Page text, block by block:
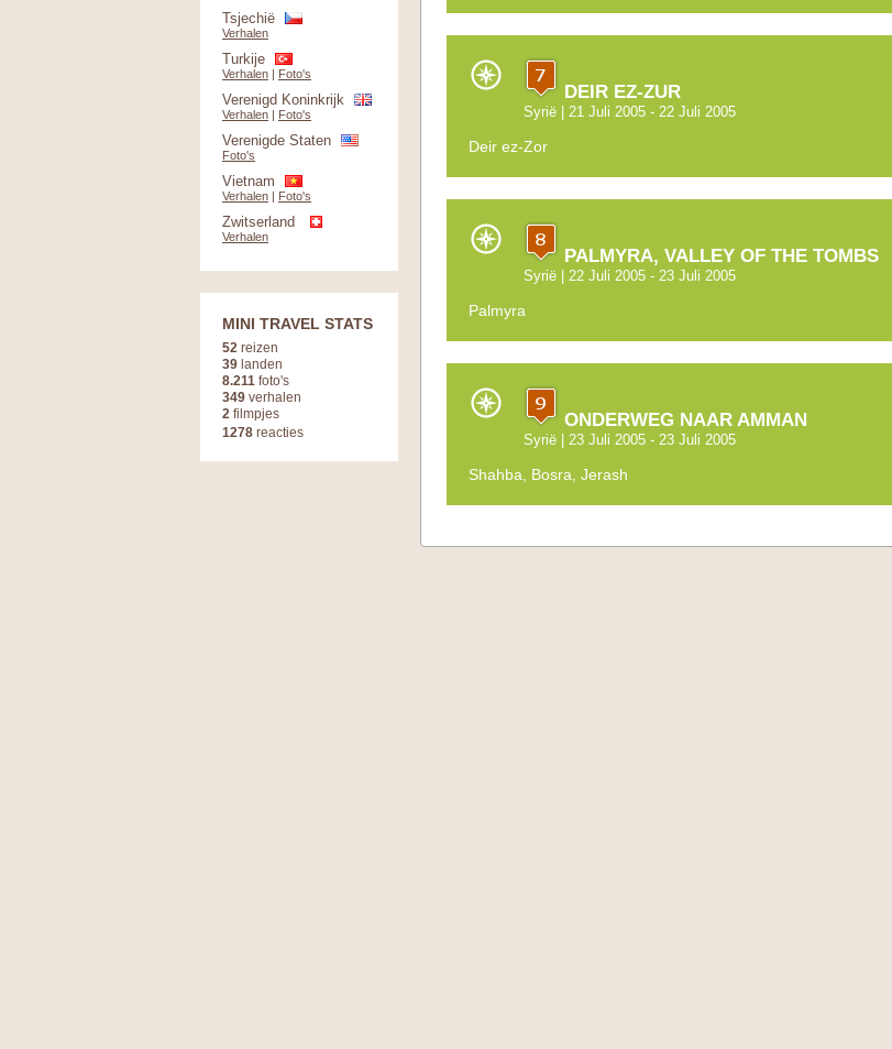
DEIR EZ-ZUR
Syrië| 21 Juli 2005 - 22 Juli 2005
Deir ez-Zor
PALMYRA, VALLEY OF THE TOMBS
Syrië| 22 Juli 2005 - 23 Juli 2005
Palmyra
ONDERWEG NAAR AMMAN
Syrië| 23 Juli 2005 - 23 Juli 2005
Shahba, Bosra, Jerash
Tsjechië
Verhalen
Turkije
Verhalen | Foto's
Verenigd Koninkrijk
Verhalen | Foto's
Verenigde Staten
Foto's
Vietnam
Verhalen | Foto's
Zwitserland
Verhalen
MINI TRAVEL STATS
52 reizen
39 landen
8.211 foto's
349 verhalen
2 filmpjes
1278 reacties